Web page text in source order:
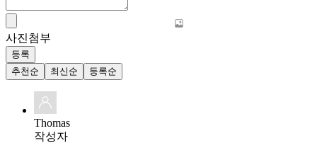
사진첨부
등록
추천순
최신순 등록순
Thomas
작성자